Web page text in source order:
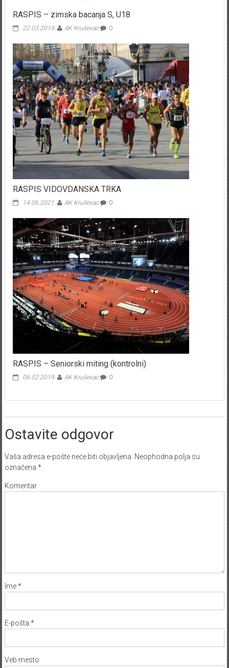
RASPIS – zimska bacanja S, U18
22.03.2019. AK Kruševac 0
RASPIS VIDOVDANSKA TRKA
14.06.2021. AK Kruševac 0
RASPIS – Seniorski miting (kontrolni)
06.02.2019. AK Kruševac 0
Ostavite odgovor
Vaša adresa e-pošte neće biti objavljena. Neophodna polja su
označena *
Komentar
Ime*
E-pošta *
Veb mesto